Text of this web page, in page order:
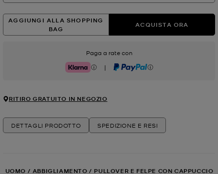
AGGIUNGI ALLA SHOPPING
BAG
ACQUISTA ORA
Paga a rate con
Klarna | PayPal
RITIRO GRATUITO IN NEGOZIO
DETTAGLI PRODOTTO SPEDIZIONE E RESI
UOMO / ABBIGLIAMENTO / PULLOVER E FELPE CON CAPPUCCIO